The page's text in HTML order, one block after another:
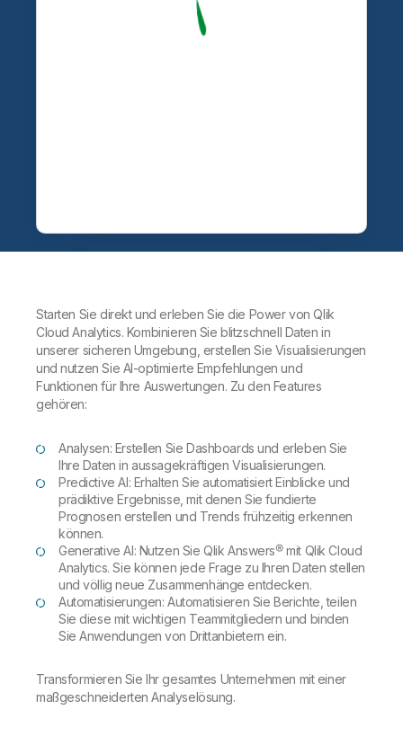
Starten Sie direkt und erleben Sie die Power von Qlik
Cloud Analytics. Kombinieren Sie blitzschnell Daten in
unserer sicheren Umgebung, erstellen Sie Visualisierungen
und nutzen Sie AI-optimierte Empfehlungen und
Funktionen für Ihre Auswertungen. Zu den Features
gehören:
Analysen: Erstellen Sie Dashboards und erleben Sie
Ihre Daten in aussagekräftigen Visualisierungen.
Predictive AI: Erhalten Sie automatisiert Einblicke und
prädiktive Ergebnisse, mit denen Sie fundierte
Prognosen erstellen und Trends frühzeitig erkennen
können.
Generative AI: Nutzen Sie Qlik Answers® mit Qlik Cloud
Analytics. Sie können jede Frage zu Ihren Daten stellen
und völlig neue Zusammenhänge entdecken.
Automatisierungen: Automatisieren Sie Berichte, teilen
Sie diese mit wichtigen Teammitgliedern und binden
Sie Anwendungen von Drittanbietern ein.
Transformieren Sie Ihr gesamtes Unternehmen mit einer
maßgeschneiderten Analyselösung.